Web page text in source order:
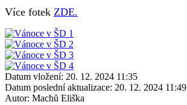
Více fotek ZDE.
Datum vložení: 20. 12. 2024 11:35
Datum poslední aktualizace: 20. 12. 2024 11:49
Autor: Machů Eliška